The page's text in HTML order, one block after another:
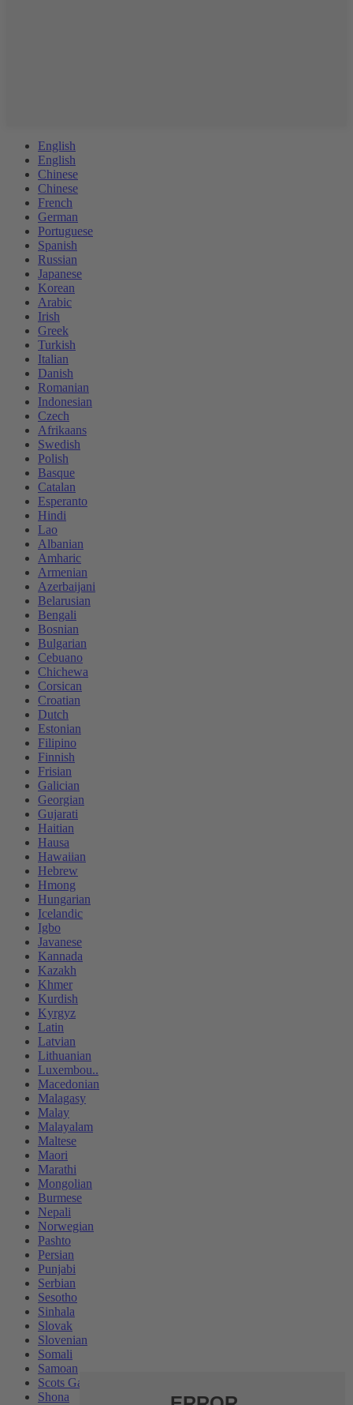
English
English
Chinese
Chinese
French
German
Portuguese
Spanish
Russian
Japanese
Korean
Arabic
Irish
Greek
Turkish
Italian
Danish
Romanian
Indonesian
Czech
Afrikaans
Swedish
Polish
Basque
Catalan
Esperanto
Hindi
Lao
Albanian
Amharic
Armenian
Azerbaijani
Belarusian
Bengali
Bosnian
Bulgarian
Cebuano
Chichewa
Corsican
Croatian
Dutch
Estonian
Filipino
Finnish
Frisian
Galician
Georgian
Gujarati
Haitian
Hausa
Hawaiian
Hebrew
Hmong
Hungarian
Icelandic
Igbo
Javanese
Kannada
Kazakh
Khmer
Kurdish
Kyrgyz
Latin
Latvian
Lithuanian
Luxembou..
Macedonian
Malagasy
Malay
Malayalam
Maltese
Maori
Marathi
Mongolian
Burmese
Nepali
Norwegian
Pashto
Persian
Punjabi
Serbian
Sesotho
Sinhala
Slovak
Slovenian
Somali
Samoan
Scots Gaelic
Shona